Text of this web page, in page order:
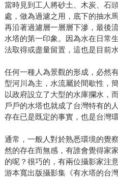
當時見到工人將砂土、木炭、石
處，做為過濾之用，底下的抽水
再沿著過濾層一層層下滲，最後
水塔的第一印象。因為水在日常
法取得或盡量留置，這也是目前
任何一種人為景觀的形成，必然
型河川為主，水流屬於間歇性，
以政府設立了大型的水庫攔水，
戶戶的水塔也就成了台灣特有的
存在已是既定的事實，也是台灣
通常，一般人對於熟悉環境的覺
然的存在而無感，有誰會覺得家
的呢？很巧的，有兩位攝影家注
游本寬出版攝影集《有水塔的台